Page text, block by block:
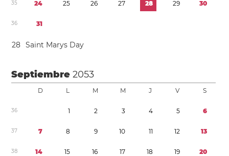
35 24 25 26 27 28 29 30
36 31
28 Saint Marys Day
Septiembre2053
D L M M J V S
36 1 2 3 4 5 6
37 7 8 9 10 11 12 13
38 14 15 16 17 18 19 20